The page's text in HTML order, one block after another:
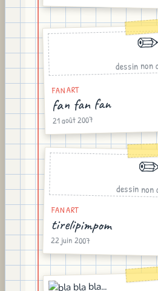
✏️
dessin non
FAN ART
fan fan fan
21 août 2007
dessin non
FAN ART
tirelipimpom
22 juin 2007